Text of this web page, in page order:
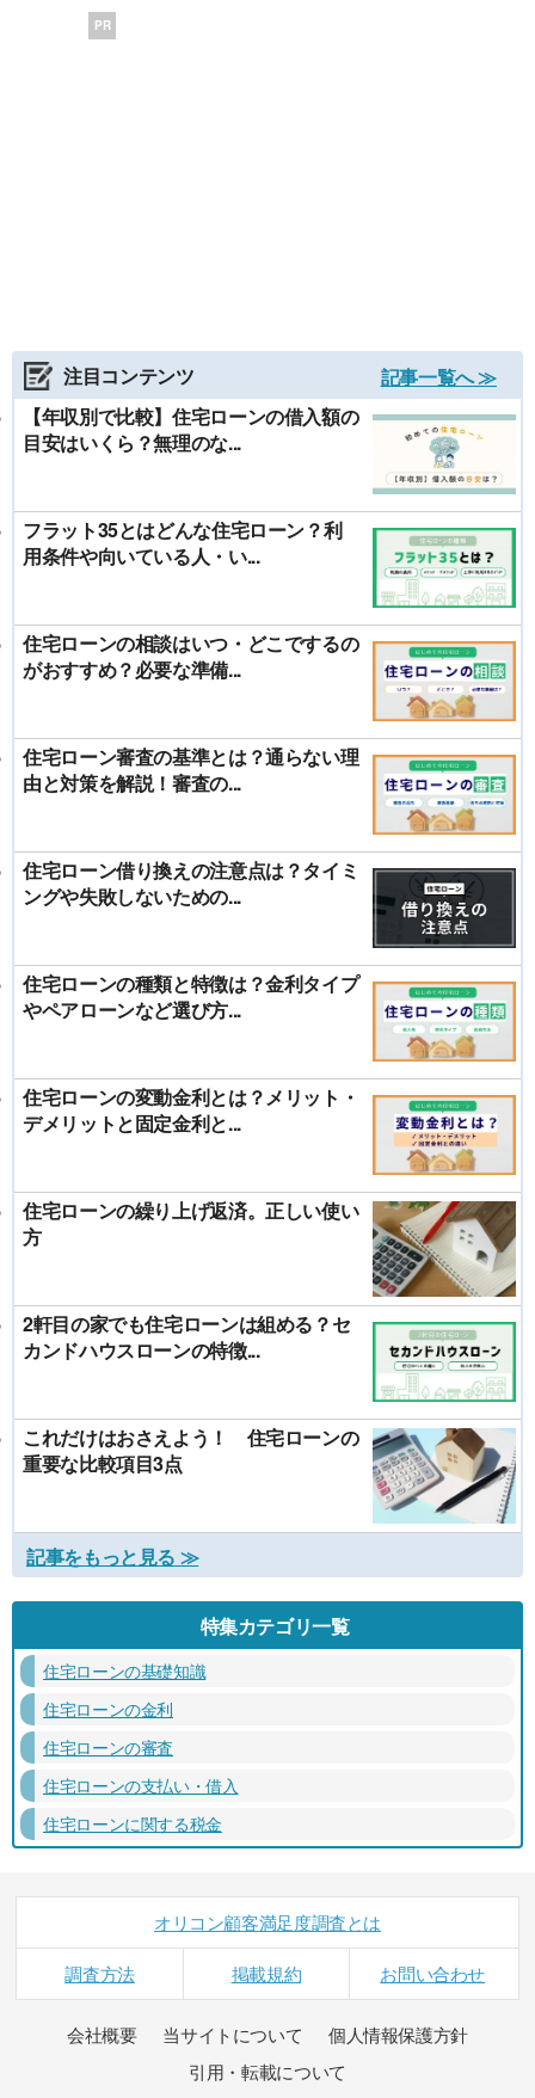
PR
注目コンテンツ
記事一覧へ ≫
【年収別で比較】住宅ローンの借入額の
目安はいくら？無理のな...
フラット35とはどんな住宅ローン？利
用条件や向いている人・い...
住宅ローンの相談はいつ・どこでするの
がおすすめ？必要な準備...
住宅ローン審査の基準とは？通らない理
由と対策を解説！審査の...
住宅ローン借り換えの注意点は？タイミ
ングや失敗しないための...
住宅ローンの種類と特徴は？金利タイプ
やペアローンなど選び方...
住宅ローンの変動金利とは？メリット・
デメリットと固定金利と...
住宅ローンの繰り上げ返済。正しい使い
方
2軒目の家でも住宅ローンは組める？セ
カンドハウスローンの特徴...
これだけはおさえよう！ 住宅ローンの
重要な比較項目3点
記事をもっと見る ≫
特集カテゴリ一覧
住宅ローンの基礎知識
住宅ローンの金利
住宅ローンの審査
住宅ローンの支払い・借入
住宅ローンに関する税金
オリコン顧客満足度調査とは
調査方法 掲載規約 お問い合わせ
会社概要 当サイトについて
個人情報保護方針
引用・転載について